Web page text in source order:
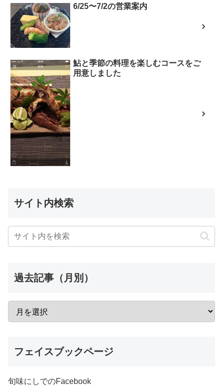
6/25〜7/2の営業案内
鮎と季節の料理を楽しむコースをご
用意しました
サイト内検索
過去記事（月別）
フェイスブックページ
旬味にしでのFacebook